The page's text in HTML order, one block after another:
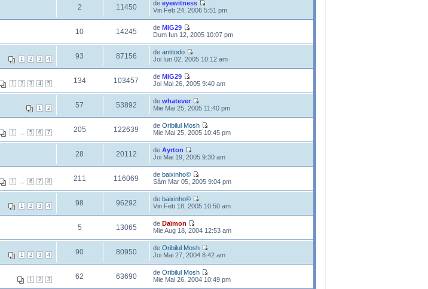
2 11450 de eyewitness
Vin Feb 24, 2006 5:51 pm
10 14245 de MiG29
Dum Iun 12, 2005 10:07 pm
1 2 3 4 93 87156 de antitodo
Joi Iun 02, 2005 10:12 am
1 2 3 4 5 134 103457 de MiG29
Joi Mai 26, 2005 9:40 am
1 2 57 53892 de whatever
Mie Mai 25, 2005 11:40 pm
1 5 6 7 205 122639 de Oribilul Mosh
Mie Mai 25, 2005 10:45 pm
28 20112 de Ayrton
Joi Mai 19, 2005 9:30 am
1 6 7 8 211 116069 de baixinho©
Sâm Mar 05, 2005 9:04 pm
1 2 3 4 98 96292 de baixinho©
Vin Feb 18, 2005 10:50 am
5 13065 de Daïmon
Mie Aug 18, 2004 12:53 am
1 2 3 4 90 80950 de Oribilul Mosh
Joi Mai 27, 2004 8:42 am
1 2 3 62 63690 de Oribilul Mosh
Mie Mai 26, 2004 10:49 pm